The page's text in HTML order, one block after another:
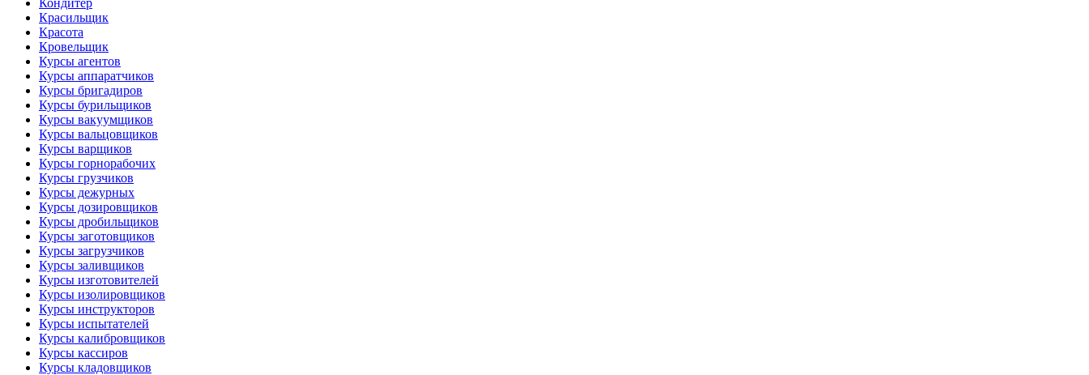
Кондитер
Красильщик
Красота
Кровельщик
Курсы агентов
Курсы аппаратчиков
Курсы бригадиров
Курсы бурильщиков
Курсы вакуумщиков
Курсы вальцовщиков
Курсы варщиков
Курсы горнорабочих
Курсы грузчиков
Курсы дежурных
Курсы дозировщиков
Курсы дробильщиков
Курсы заготовщиков
Курсы загрузчиков
Курсы заливщиков
Курсы изготовителей
Курсы изолировщиков
Курсы инструкторов
Курсы испытателей
Курсы калибровщиков
Курсы кассиров
Курсы кладовщиков